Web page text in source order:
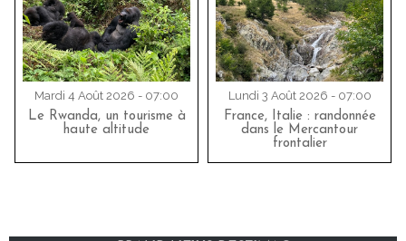
Mardi 4 Août 2026 - 07:00
Le Rwanda, un tourisme à
haute altitude
Lundi 3 Août 2026 - 07:00
France, Italie : randonnée
dans le Mercantour
frontalier